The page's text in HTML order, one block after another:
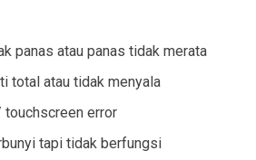
panas atau panas tidak merata
total atau tidak menyala
touchscreen error
tapi tidak berfungsi